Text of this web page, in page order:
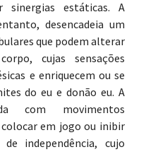
sinergias estáticas. A
desencadeia um
que podem alterar
cujas sensações
e enriquecem ou se
do eu e donão eu. A
com movimentos
em jogo ou inibir
independência, cujo